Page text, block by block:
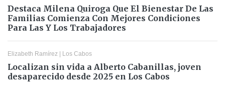
Destaca Milena Quiroga Que El Bienestar De Las
Familias Comienza Con Mejores Condiciones
Para Las Y Los Trabajadores
Elizabeth Ramírez Los Cabos
Localizan sin vida a Alberto Cabanillas, joven
desaparecido desde 2025 en Los Cabos